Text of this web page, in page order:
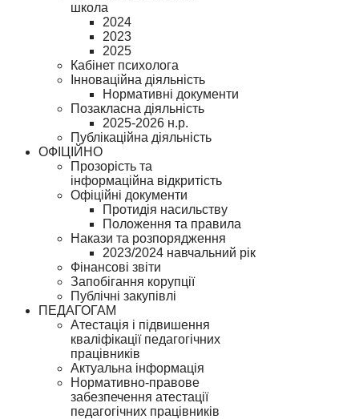
школа
2024
2023
2025
Кабінет психолога
Інноваційна діяльність
Нормативні документи
Позакласна діяльність
2025-2026 н.р.
Публікаційна діяльність
ОФІЦІЙНО
Прозорість та
інформаційна відкритість
Офіційні документи
Протидія насильству
Положення та правила
Накази та розпорядження
2023/2024 навчальний рік
Фінансові звіти
Запобігання корупції
Публічні закупівлі
ПЕДАГОГАМ
Атестація і підвишення
кваліфікації педагогічних
працівників
Актуальна інформація
Нормативно-правове
забезпечення атестації
педагогічних працівників